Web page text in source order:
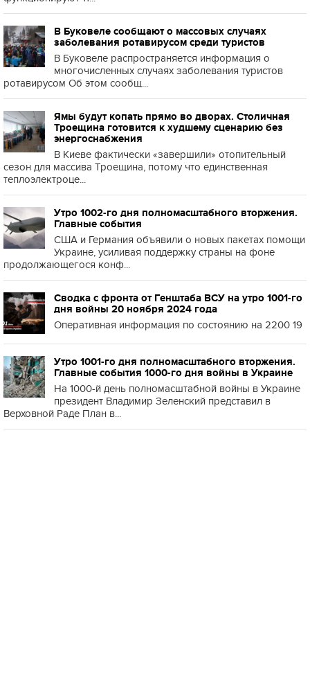
В Буковеле сообщают о массовых случаях
заболевания ротавирусом среди туристов
В Буковеле распространяется информация о
многочисленных случаях заболевания туристов
ротавирусом Об этом сообщ...
Ямы будут копать прямо во дворах. Столичная
Троещина готовится к худшему сценарию без
энергоснабжения
В Киеве фактически «завершили» отопительный
сезон для массива Троещина, потому что единственная
теплоэлектроце...
Утро 1002-го дня полномасштабного вторжения.
Главные события
США и Германия объявили о новых пакетах помощи
Украине, усиливая поддержку страны на фоне
продолжающегося конф...
Сводка с фронта от Генштаба ВСУ на утро 1001-го
дня войны 20 ноября 2024 года
Оперативная информация по состоянию на 2200 19
Утро 1001-го дня полномасштабного вторжения.
Главные события 1000-го дня войны в Украине
На 1000-й день полномасштабной войны в Украине
президент Владимир Зеленский представил в
Верховной Раде План в...